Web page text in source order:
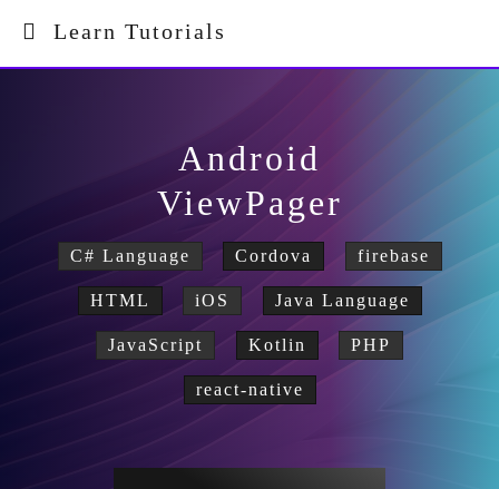
Learn Tutorials
Android
ViewPager
C# Language Cordova firebase
HTML iOS Java Language
JavaScript Kotlin PHP
react-native